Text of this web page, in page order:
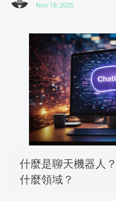
Nov 19, 2025
什麼是聊天機器人
什麼領域？